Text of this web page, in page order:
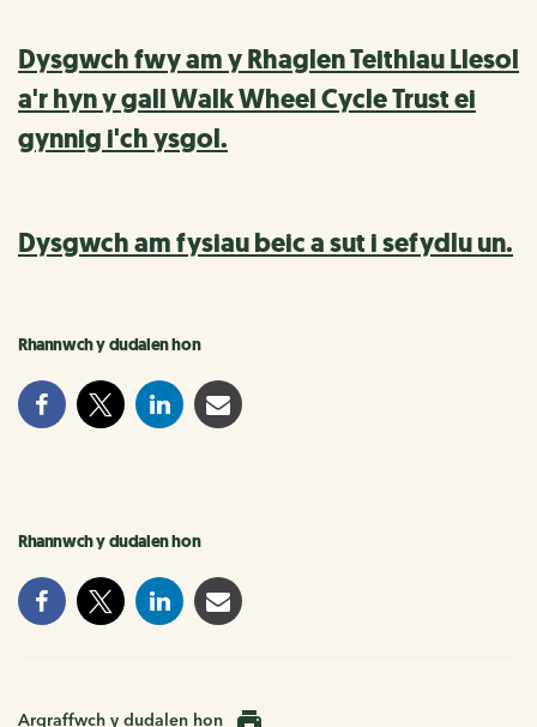
Dysgwch fwy am y Rhaglen Teithiau Llesol
a'r hyn y gall Walk Wheel Cycle Trust ei
gynnig i'ch ysgol.
Dysgwch am fysiau beic a sut i sefydlu un.
Rhannwch y dudalen hon
Rhannwch y dudalen hon
Argraffwch y dudalen hon